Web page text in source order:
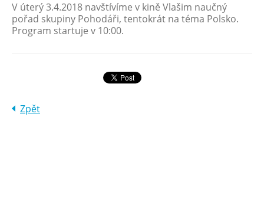
V úterý 3.4.2018 navštívíme v kině Vlašim naučný
pořad skupiny Pohodáři, tentokrát na téma Polsko.
Program startuje v 10:00.
Zpět